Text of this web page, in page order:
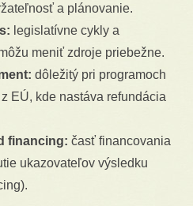
a plánovanie.
legislatívne cykly a
meniť zdroje priebežne.
dôležitý pri programoch
EÚ, kde nastáva refundácia
financing: časť financovania
ukazovateľov výsledku